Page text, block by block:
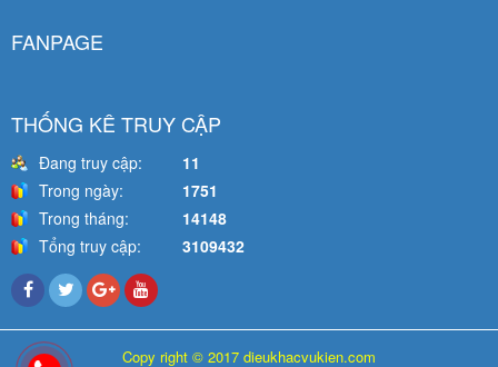
FANPAGE
THỐNG KÊ TRUY CẬP
Đang truy cập:
11
Trong ngày:
1751
Trong tháng:
14148
Tổng truy cập:
3109432
Copy right © 2017 dieukhacvukien.com